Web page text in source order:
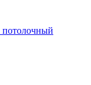
потолочный